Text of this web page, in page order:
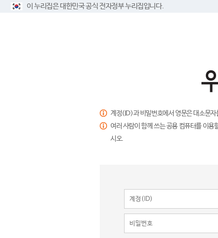
이 누리집은 대한민국 공식 전자정부 누리집입니다.
계정(ID)과 비밀번호에서 영문은 대소문
여러 사람이 함께 쓰는 공용 컴퓨터를 이
시오.